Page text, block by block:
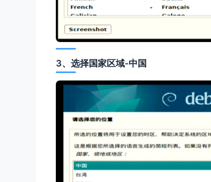
3、选择国家区域-中国